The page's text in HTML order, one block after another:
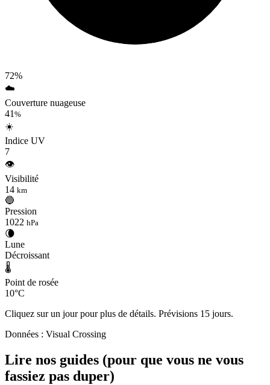
72%
☁️
Couverture nuageuse
41 %
☀️
Indice UV
7
👁️
Visibilité
14 km
🔵
Pression
1022 hPa
🌘
Lune
Décroissant
🌡️
Point de rosée
10°C
Cliquez sur un jour pour plus de détails. Prévisions 15 jours.
Données : Visual Crossing
Lire nos guides (pour que vous ne vous
fassiez pas duper)